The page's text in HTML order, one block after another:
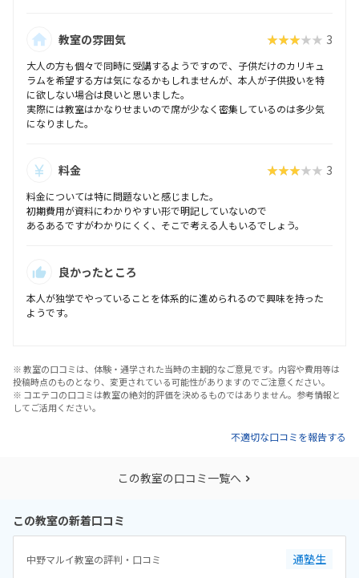
教室の雰囲気 ★★★★★ 3
大人の方も個々で同時に受講するようですので、子供だけのカリキュ
ラムを希望する方は気になるかもしれませんが、本人が子供扱いを特
に欲しない場合は良いと思いました。
実際には教室はかなりせまいので席が少なく密集しているのは多少気
になりました。
料金 ★★★★★ 3
料金については特に問題ないと感じました。
初期費用が資料にわかりやすい形で明記していないので
あるあるですがわかりにくく、そこで考える人もいるでしょう。
良かったところ
本人が独学でやっていることを体系的に進められるので興味を持った
ようです。
※ 教室の口コミは、体験・通学された当時の主観的なご意見です。内容や費用等は
投稿時点のものとなり、変更されている可能性がありますのでご注意ください。
※ コエテコの口コミは教室の絶対的評価を決めるものではありません。参考情報と
してご活用ください。
不適切な口コミを報告する
この教室の口コミ一覧へ
この教室の新着口コミ
中野マルイ教室の評判・口コミ 通塾生